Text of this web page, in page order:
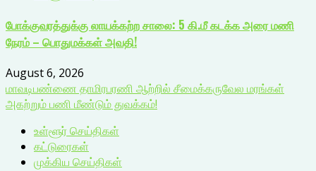
போக்குவரத்துக்கு லாயக்கற்ற சாலை: 5 கி.மீ கடக்க அரை மணி
நேரம் – பொதுமக்கள் அவதி!
August 6, 2026
மாவடிபண்ணை தாமிரபரணி ஆற்றில் சீமைக்கருவேல மரங்கள்
அகற்றும் பணி மீண்டும் துவக்கம்!
உள்ளூர் செய்திகள்
கட்டுரைகள்
முக்கிய செய்திகள்